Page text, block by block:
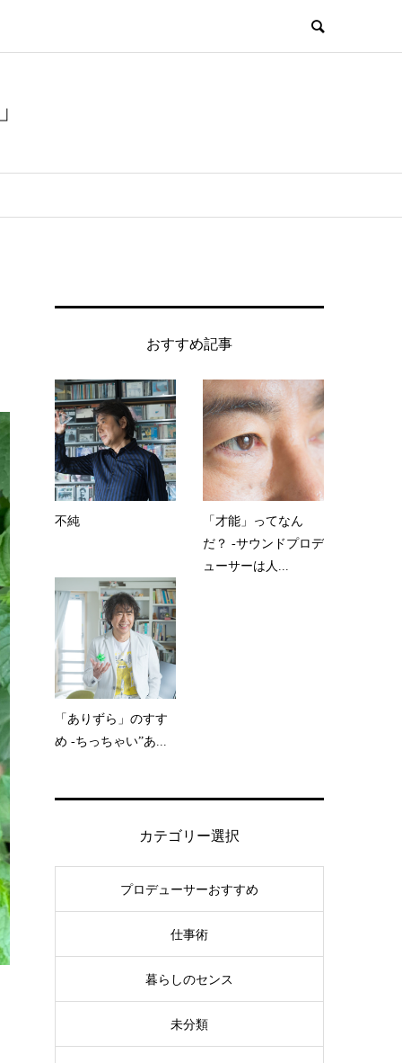
おすすめ記事
不純
「才能」ってなん
だ？ -サウンドプロデ
ューサーは人...
「ありずら」のすす
め -ちっちゃい”あ...
カテゴリー選択
プロデューサーおすすめ
仕事術
暮らしのセンス
未分類